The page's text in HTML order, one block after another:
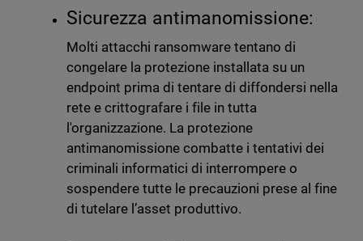
Sicurezza antimanomissione:
Molti attacchi ransomware tentano di
congelare la protezione installata su un
endpoint prima di tentare di diffondersi nella
rete e crittografare i file in tutta
l'organizzazione. La protezione
antimanomissione combatte i tentativi dei
criminali informatici di interrompere o
sospendere tutte le precauzioni prese al fine
di tutelare l’asset produttivo.